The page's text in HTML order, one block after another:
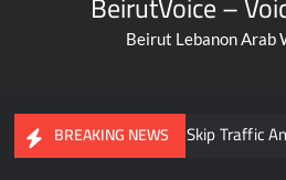
Beirut Lebanon Arab
BREAKING NEWS
You Can Now Skip Traffic And